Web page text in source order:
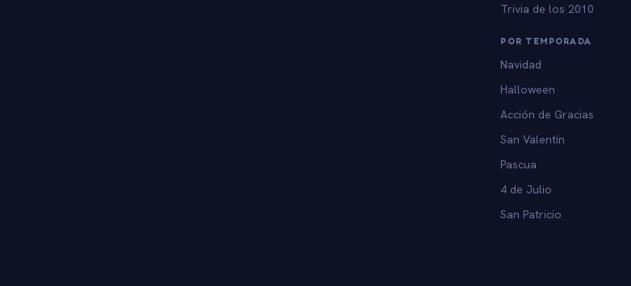
Trivia de los 2010
POR TEMPORADA
Navidad
Halloween
Acción de Gracias
San Valentín
Pascua
4 de Julio
San Patricio